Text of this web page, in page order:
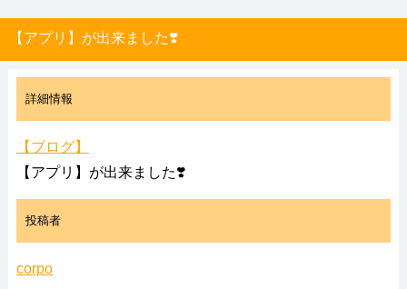
【アプリ】が出来ました❣️
詳細情報
【ブログ】
【アプリ】が出来ました❣️
投稿者
corpo